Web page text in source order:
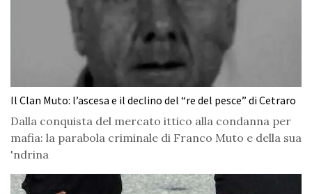
Il Clan Muto: l’ascesa e il declino del “re del pesce” di Cetraro
Dalla conquista del mercato ittico alla condanna per
mafia: la parabola criminale di Franco Muto e della sua
'ndrina